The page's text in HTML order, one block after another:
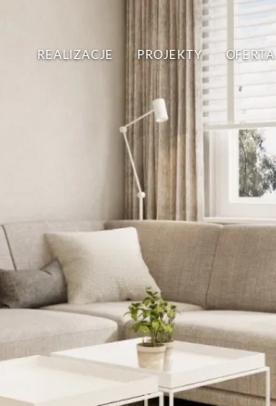
REALIZACJE PROJEKTY OFERTA